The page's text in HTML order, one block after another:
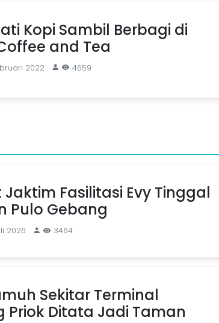
Kopi Sambil Berbagi di
and Tea
2022 4659
Jaktim Fasilitasi Evy Tinggal
Pulo Gebang
2026 3464
Sekitar Terminal
Priok Ditata Jadi Taman